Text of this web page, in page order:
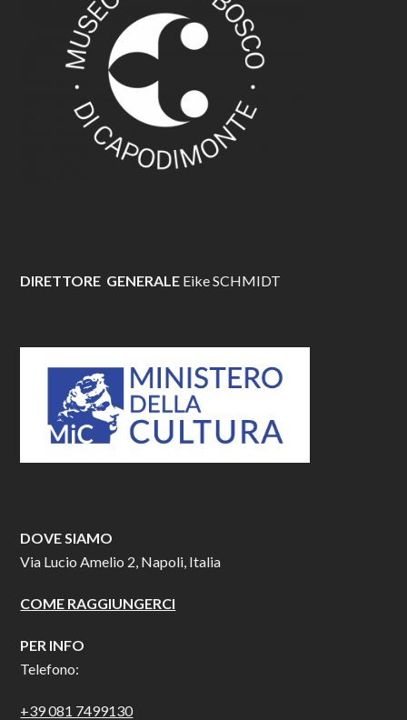
DIRETTORE GENERALE Eike SCHMIDT
DOVE SIAMO
Via Lucio Amelio 2, Napoli, Italia
COME RAGGIUNGERCI
PER INFO
Telefono:
+39 081 7499130